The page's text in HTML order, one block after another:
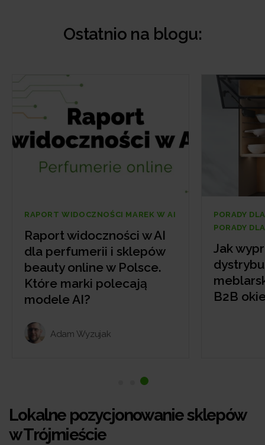
Ostatnio na blogu:
PORADY DLA FIRM
Jak wypromować
dystrybutora dla branży
meblarskiej? Marketing
B2B okiem marki SAS
dla
Lokalne pozycjonowanie sklepów
w Trójmieście